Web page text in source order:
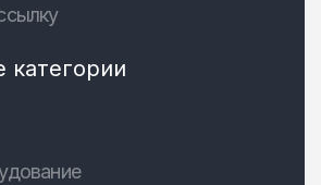
категории